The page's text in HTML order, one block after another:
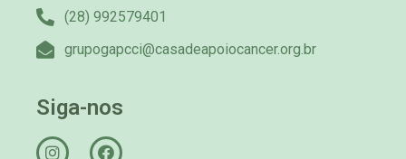
(28) 992579401
grupogapcci@casadeapoiocancer.org.br
Siga-nos